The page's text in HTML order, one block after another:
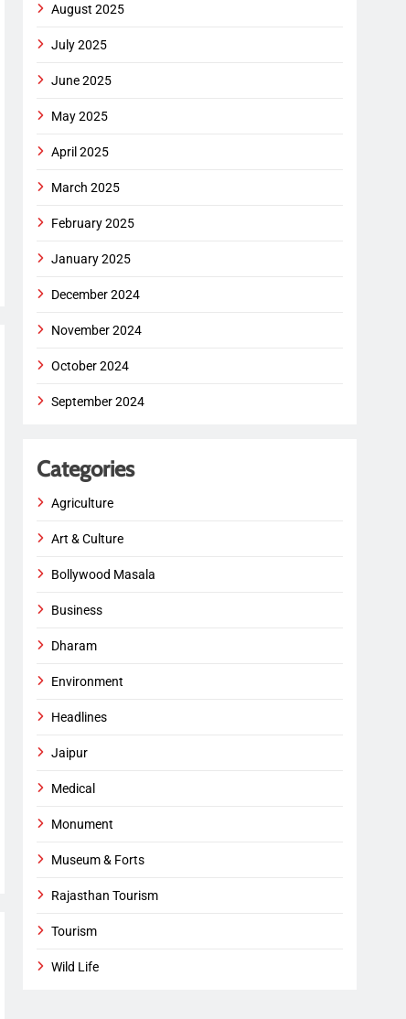
August 2025
July 2025
June 2025
May 2025
April 2025
March 2025
February 2025
January 2025
December 2024
November 2024
October 2024
September 2024
Categories
Agriculture
Art & Culture
Bollywood Masala
Business
Dharam
Environment
Headlines
Jaipur
Medical
Monument
Museum & Forts
Rajasthan Tourism
Tourism
Wild Life